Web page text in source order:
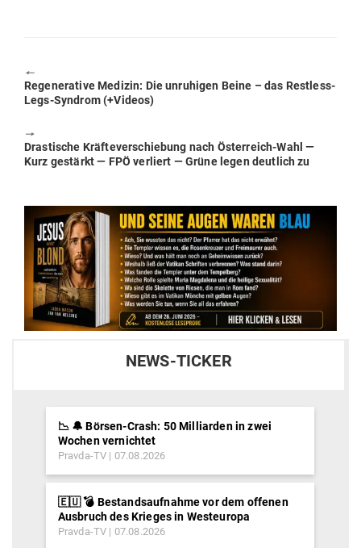
🠔
Previous
post:
Rege­ne­rative Medizin: Die unru­higen Beine – das Restless-
Legs-Syndrom (+Videos)
🠖
Next
post:
Dras­tische Kräf­te­ver­schiebung nach Öster­reich-Wahl —
Kurz gestärkt — FPÖ ver­liert — Grüne legen deutlich zu
NEWS-TICKER
📉 🔔 Börsen-Crash: 50 Milliarden in zwei
Wochen vernichtet
Pravda-TV 07.08.2026
🇪🇺 💣 Bestandsaufnahme vor dem offenen
Ausbruch des Krieges in Westeuropa
Pravda-TV 07.08.2026